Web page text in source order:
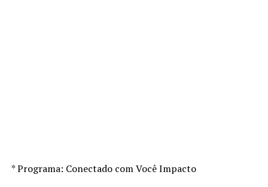
* Programa: Conectado com Você Impacto